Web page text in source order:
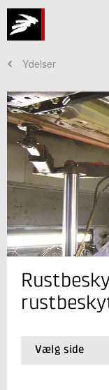
Ydelser
Jeg er din
Victor Stjerne
Konsulent
Automobilteknik
Send e-mail
Vælg side
01.Teknologisk